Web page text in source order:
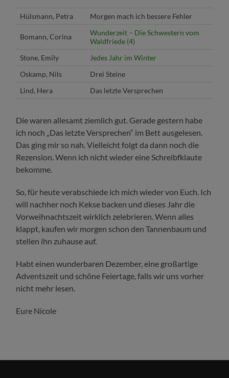
Hülsmann, Petra Morgen mach ich bessere Fehler
Bomann, Corina
Wunderzeit – Die Schwestern vom
Waldfriede (4)
Stone, Emily
Jedes Jahr im Winter
Oskamp, Nils
Drei Steine
Lind, Hera
Das letzte Versprechen
Die waren allesamt ziemlich gut. Gerade gestern habe
ich noch „Das letzte Versprechen“ im Bett ausgelesen.
Das ging mir so nah. Vielleicht folgt da dann noch die
Rezension. Wenn ich nicht wieder eine Schreibfklaute
bekomme.
So, für heute verabschiede ich mich wieder von Euch. Ich
will nachher noch Kekse backen und dieses Jahr die
Vorweihnachtszeit wirklich zelebrieren. Wenn alles
klappt, kaufen wir morgen schon den Tannenbaum und
stellen ihn zuhause auf.
Habt einen wunderbaren Dezember, eine großartige
Adventszeit und schöne Feiertage, falls wir uns vorher
nicht mehr lesen.
Eure Nicole